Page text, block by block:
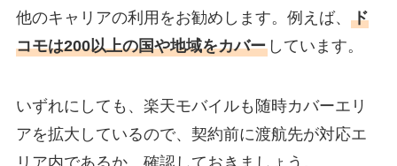
他のキャリアの利用をお勧めします。例えば、 ド
コモは200以上の国や地域をカバーしています。
いずれにしても、楽天モバイルも随時カバーエリ
アを拡大しているので、契約前に渡航先が対応エ
リア内であるか、確認しておきましょう。